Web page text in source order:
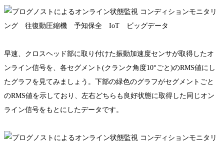
早速、クロスヘッド部に取り付けた振動加速度センサが取得したオ
ンライン信号を、各セグメント(クランク角度10°ごと)のRMS値にし
たグラフを見てみましょう。下部の緑色のグラフがセグメントごと
のRMS値を示しており、左右どちらも良好状態に取得した同じオン
ライン信号をもとにしたデータです。